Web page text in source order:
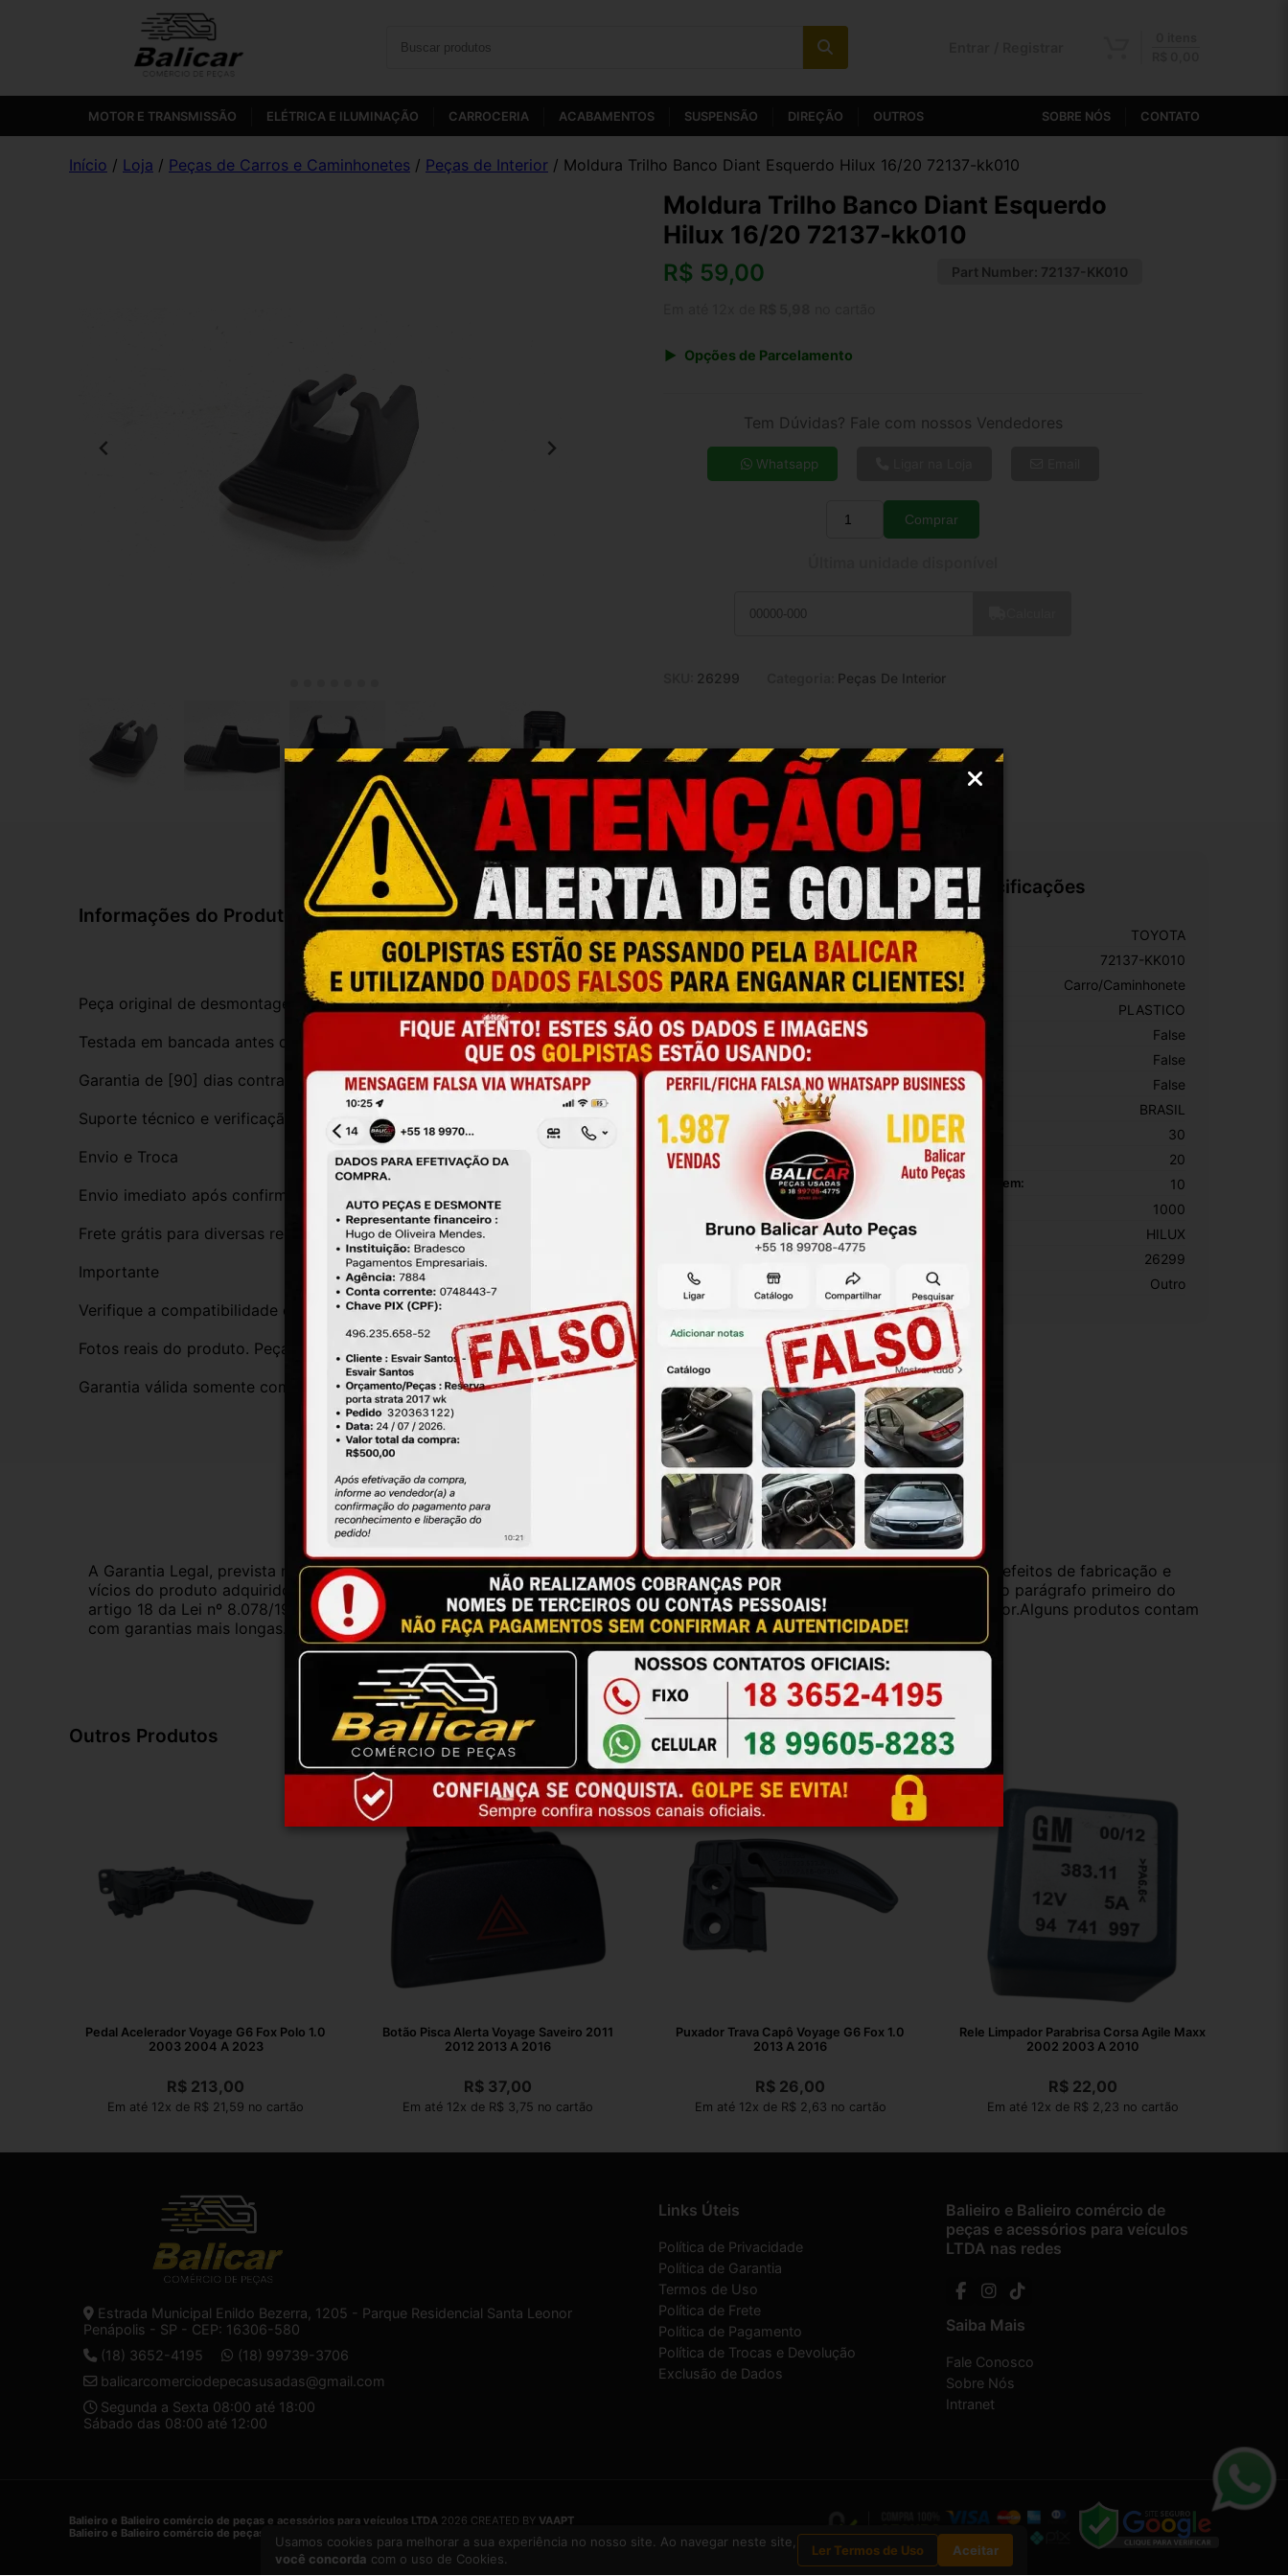
MOTOR E TRANSMISSÃO ELÉTRICA E ILUMINAÇÃO CARROCERIA ACABAMENTOS SUSPENSÃO DIREÇÃO OUTROS SOBRE NÓS CONTATO
Início / Loja / Peças de Carros e Caminhonetes / Peças de Interior / Moldura Trilho Banco Diant Esquerdo Hilux 16/20 72137-kk010
Moldura Trilho Banco Diant Esquerdo
Hilux 16/20 72137-kk010
R$ 59,00 Part Number: 72137-KK010
Opções de Parcelamento
7x de R$ 9,67
9x de R$ 7,72
Tem Dúvidas? Fale com nossos Vendedores
Whatsapp
Quantidade
Comprar
26299 Peças De Interior
Informações do Produto
Peça original de desmontagem, com procedência e qualidade
Testada em bancada antes do envio
Garantia de [90] dias contra defeitos de funcionamento
Suporte técnico e verificação de compatibilidade antes da compra
Envio e Troca
Envio imediato após confirmação da compra
Frete grátis para diversas regiões do Brasil
Importante
Verifique a compatibilidade com seu veículo. Tire suas dúvidas no campo de perguntas!
Fotos reais do produto. Peça exatamente igual à das imagens.
Garantia válida somente com instalação por profissional qualificado.
Especificações
Marca: TOYOTA
Número De Peça: 72137-KK010
Tipo De Veículo: Carro/Caminhonete
Material: PLASTICO
Com Porta-Luvas Central: False
False
Con Porta-Copos: False
BRASIL
Altura Da Embalagem: 30
Largura Da Embalagem: 20
Comprimento Da Embalagem: 10
1000
Modelo: HILUX
26299
Motivo De GTIN Vacío: Outro
Garantia Certificado de Procedência Troca e Devolução
A Garantia Legal, prevista no Código de Defesa do Consumidor, é de 90 (noventa) dias a partir da data da compra e cobre defeitos de fabricação e
vícios do produto adquirido.Na impossibilidade de reparar o produto, o cliente poderá escolher dentre as opções previstas no parágrafo primeiro do
artigo 18 da Lei nº 8.078/1990, ou, ainda, a utilização do crédito como parte do pagamento de outro produto de valor superior.Alguns produtos contam
com garantias mais longas. Consulte nossos vendedores. A ga...
Ler mais
Outros Produtos
Pedal Acelerador Voyage G6 Fox Polo 1.0
2003 2004 A 2023
R$ 213,00
Em até 12x de R$ 21,59 no cartão
Botão Pisca Alerta Voyage Saveiro 2011
2012 2013 A 2016
R$ 37,00
Em até 12x de R$ 3,75 no cartão
Puxador Trava Capô Voyage G6 Fox 1.0
2013 A 2016
R$ 26,00
Em até 12x de R$ 2,63 no cartão
Rele Limpador Parabrisa Corsa Agile Maxx
2002 2003 A 2010
R$22,00
Em até 12x de R$ 2,23 no cartão
Estrada Municipal Enildo Bezerra, 1205 - Parque Residencial Santa Leonor
Penápolis - SP - CEP: 16306-580
(18) 3652-4195
(18) 99739-3706
balicarcomerciodepecasusadas@gmail.com
Segunda a Sexta 08:00 até 18:00
Sábado das 08:00 até 12:00
Links Úteis
Política de Privacidade
Política de Garantia
Termos de Uso
Política de Frete
Política de Pagamento
Política de Trocas e Devolução
Exclusão de Dados
Balieiro e Balieiro comércio de
peças e acessórios para veículos
LTDA nas redes
Saiba Mais
Fale Conosco
Sobre Nós
Intranet
Balieiro e Balieiro comércio de peças e acessórios para veículos LTDA 2026 CREATED BY VAAPT
Balieiro e Balieiro comércio de peças e acessórios para veículos LTDA
Usamos cookies para melhorar a sua experiência no nosso site. Ao navegar neste site,
você concorda com o uso de Cookies.
Ler Termos de Uso Aceitar